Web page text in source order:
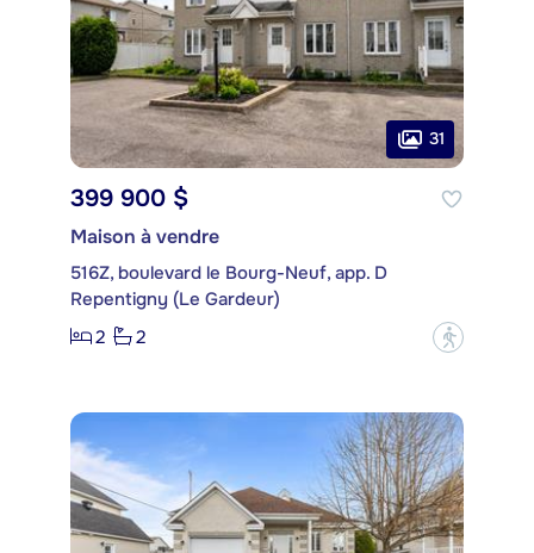
31
399 900 $
Maison à vendre
516Z, boulevard le Bourg-Neuf, app. D
Repentigny (Le Gardeur)
2
2 ?